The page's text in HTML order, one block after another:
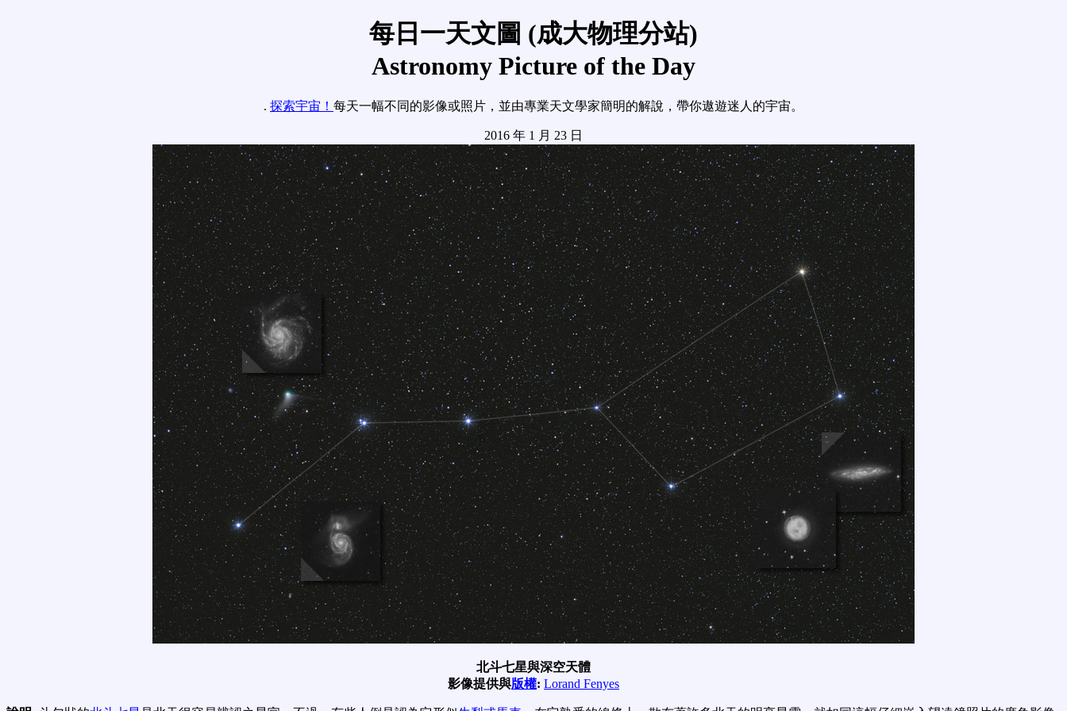
每日一天文圖 (成大物理分站)
Astronomy Picture of the Day
. 探索宇宙！ 每天一幅不同的影像或照片，並由專業天文學家簡明的解說，帶你遨遊迷人的宇宙。
2016 年 1 月 23 日
北斗七星與深空天體
影像提供與版權: Lorand Fenyes